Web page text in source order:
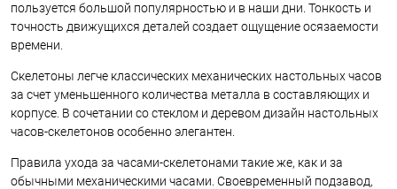
пользуется большой популярностью и в наши дни. Тонкость и
точность движущихся деталей создает ощущение осязаемости
времени.
Скелетоны легче классических механических настольных часов
за счет уменьшенного количества металла в составляющих и
корпусе. В сочетании со стеклом и деревом дизайн настольных
часов-скелетонов особенно элегантен.
Правила ухода за часами-скелетонами такие же, как и за
обычными механическими часами. Своевременный подзавод,